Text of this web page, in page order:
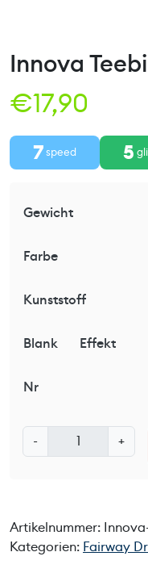
Innova
€17,90
7speed 5
Gewicht
Farbe
Kunststoff
Blank Effekt
Nr
-
I
n
a
T
+
Artikelnummer:
Kategorien: Fairway